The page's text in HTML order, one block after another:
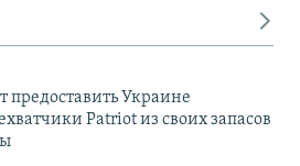
Украине
Patriot из своих запасов